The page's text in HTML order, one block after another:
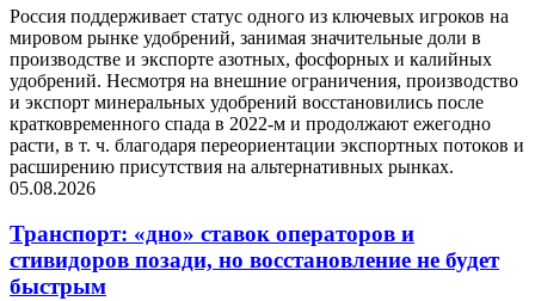
Россия поддерживает статус одного из ключевых игроков на
мировом рынке удобрений, занимая значительные доли в
производстве и экспорте азотных, фосфорных и калийных
удобрений. Несмотря на внешние ограничения, производство
и экспорт минеральных удобрений восстановились после
кратковременного спада в 2022-м и продолжают ежегодно
расти, в т. ч. благодаря переориентации экспортных потоков и
расширению присутствия на альтернативных рынках.
05.08.2026
Транспорт: «дно» ставок операторов и
стивидоров позади, но восстановление не будет
быстрым